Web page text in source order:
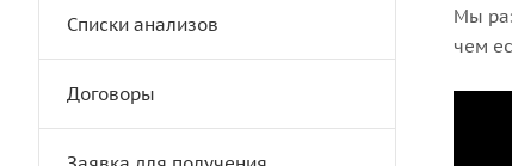
Мы
чем
Списки анализов
Договоры